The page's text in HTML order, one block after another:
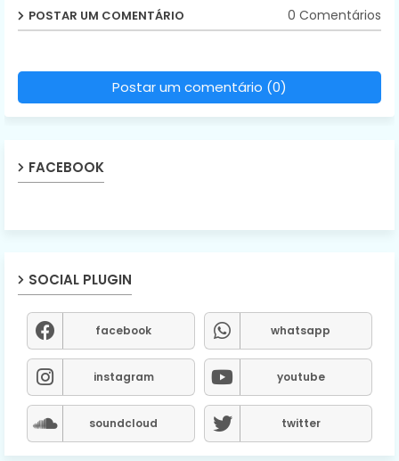
POSTAR UM COMENTÁRIO 0 Comentários
Postar um comentário (0)
FACEBOOK
SOCIAL PLUGIN
facebook whatsapp
instagram youtube
soundcloud twitter